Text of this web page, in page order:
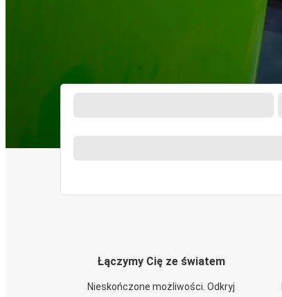
Łączymy Cię ze światem
Nieskończone możliwości. Odkryj